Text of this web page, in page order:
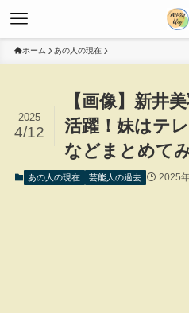
ホーム あの人の現在
【画像】新井
活躍！妹はテ
などまとめて
2025
4/12
あの人の現在 芸能人の過去 2025